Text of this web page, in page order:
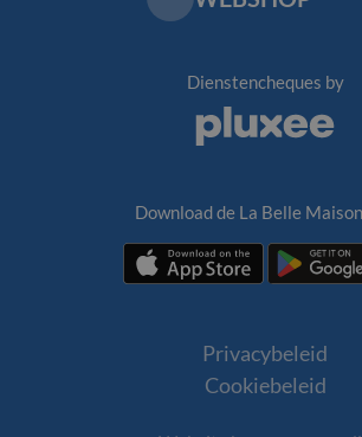
Dienstencheques by
Pluxee
Download de La Belle
Download
de
Maison
app
de
Privacybeleid
Cookiebeleid